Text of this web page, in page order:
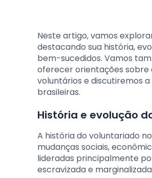
Neste artigo, vamos
destacando sua história,
bem-sucedidos. Vamos
oferecer orientações sobre
voluntários e discutiremos
brasileiras.
História e evolução
A história do voluntariado
mudanças sociais,
lideradas principalmente
escravizada e